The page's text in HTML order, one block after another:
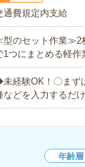
通費規定内支給
のセット作業≫2
1つにまとめる軽
経験OK！〇まず
などを入力するだ
年齢層